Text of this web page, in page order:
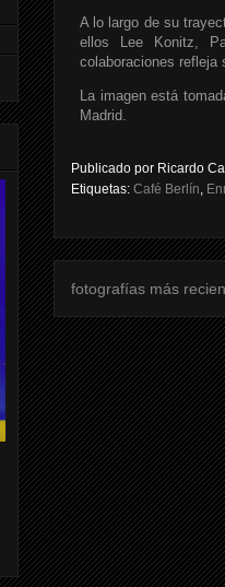
A lo largo de su
ellos Lee Konitz,
colaboraciones refleja
La imagen está
Madrid.
Publicado por Ricardo
Etiquetas: Café Berlín,
fotografías más